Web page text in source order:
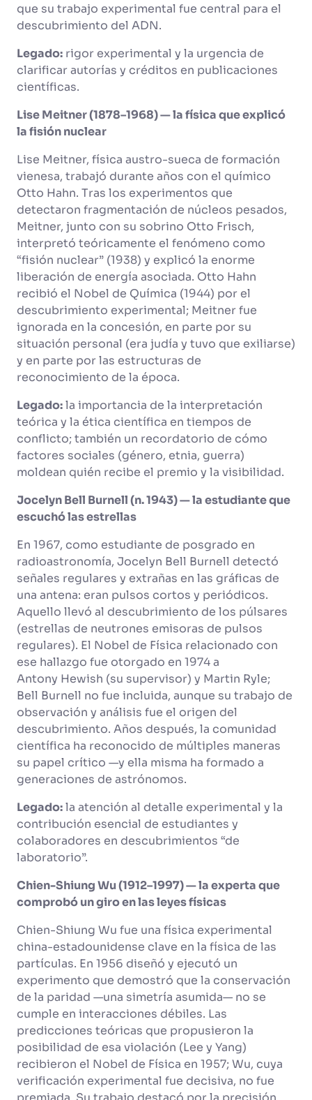
que su trabajo experimental fue central para el
descubrimiento del ADN.
Legado: rigor experimental y la urgencia de
clarificar autorías y créditos en publicaciones
científicas.
Lise Meitner (1878–1968) — la física que explicó
la fisión nuclear
Lise Meitner, física austro-sueca de formación
vienesa, trabajó durante años con el químico
Otto Hahn. Tras los experimentos que
detectaron fragmentación de núcleos pesados,
Meitner, junto con su sobrino Otto Frisch,
interpretó teóricamente el fenómeno como
“fisión nuclear” (1938) y explicó la enorme
liberación de energía asociada. Otto Hahn
recibió el Nobel de Química (1944) por el
descubrimiento experimental; Meitner fue
ignorada en la concesión, en parte por su
situación personal (era judía y tuvo que exiliarse)
y en parte por las estructuras de
reconocimiento de la época.
Legado:la importancia de la interpretación
teórica y la ética científica en tiempos de
conflicto; también un recordatorio de cómo
factores sociales (género, etnia, guerra)
moldean quién recibe el premio y la visibilidad.
Jocelyn Bell Burnell (n. 1943) — la estudiante que
escuchó las estrellas
En 1967, como estudiante de posgrado en
radioastronomía, Jocelyn Bell Burnell detectó
señales regulares y extrañas en las gráficas de
una antena: eran pulsos cortos y periódicos.
Aquello llevó al descubrimiento de los púlsares
(estrellas de neutrones emisoras de pulsos
regulares). El Nobel de Física relacionado con
ese hallazgo fue otorgado en 1974 a
Antony Hewish (su supervisor) y Martin Ryle;
Bell Burnell no fue incluida, aunque su trabajo de
observación y análisis fue el origen del
descubrimiento. Años después, la comunidad
científica ha reconocido de múltiples maneras
su papel crítico —y ella misma ha formado a
generaciones de astrónomos.
Legado:la atención al detalle experimental y la
contribución esencial de estudiantes y
colaboradores en descubrimientos “de
laboratorio”.
Chien-Shiung Wu (1912–1997) — la experta que
comprobó un giro en las leyes físicas
Chien-Shiung Wu fue una física experimental
china-estadounidense clave en la física de las
partículas. En 1956 diseñó y ejecutó un
experimento que demostró que la conservación
de la paridad —una simetría asumida— no se
cumple en interacciones débiles. Las
predicciones teóricas que propusieron la
posibilidad de esa violación (Lee y Yang)
recibieron el Nobel de Física en 1957; Wu, cuya
verificación experimental fue decisiva, no fue